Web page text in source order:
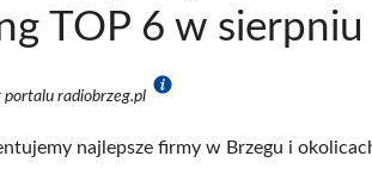
TOP 6 w
portalu radiobrzeg.pl
najlepsze firmy w Brzegu i